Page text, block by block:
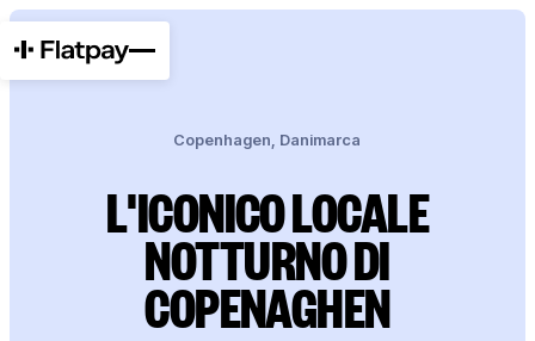
Copenhagen, Danimarca
L'ICONICO LOCALE
NOTTURNO DI
COPENAGHEN